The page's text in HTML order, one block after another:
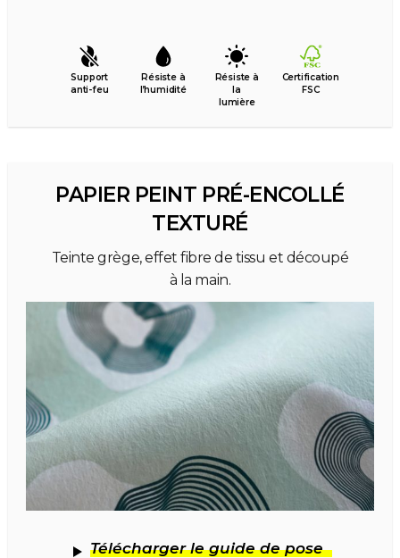
Support
anti-feu
Résiste à
l’humidité
Résiste à
la
lumière
Certification
FSC
PAPIER PEINT PRÉ-ENCOLLÉ
TEXTURÉ
Teinte grège, effet fibre de tissu et découpé
à la main.
Télécharger le guide de pose